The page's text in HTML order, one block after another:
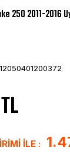
250 2011-2016
İLE :